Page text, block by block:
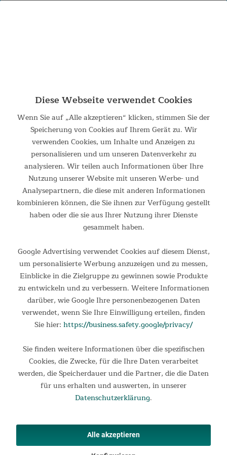
Produkte von QPF
Rechtliches
Ihre Vorteile
Kontakt
Versandmethoden
Diese Webseite verwendet Cookies
Wenn Sie auf „Alle akzeptieren“ klicken, stimmen Sie der
Speicherung von Cookies auf Ihrem Gerät zu. Wir
verwenden Cookies, um Inhalte und Anzeigen zu
personalisieren und um unseren Datenverkehr zu
analysieren. Wir teilen auch Informationen über Ihre
Nutzung unserer Website mit unseren Werbe- und
Analysepartnern, die diese mit anderen Informationen
kombinieren können, die Sie ihnen zur Verfügung gestellt
haben oder die sie aus Ihrer Nutzung ihrer Dienste
gesammelt haben.
Google Advertising verwendet Cookies auf diesem Dienst,
um personalisierte Werbung anzuzeigen und zu messen,
Einblicke in die Zielgruppe zu gewinnen sowie Produkte
zu entwickeln und zu verbessern. Weitere Informationen
darüber, wie Google Ihre personenbezogenen Daten
verwendet, wenn Sie Ihre Einwilligung erteilen, finden
Sie hier: https://business.safety.google/privacy/
Sie finden weitere Informationen über die spezifischen
Cookies, die Zwecke, für die Ihre Daten verarbeitet
werden, die Speicherdauer und die Partner, die die Daten
für uns erhalten und auswerten, in unserer
Datenschutzerklärung.
Alle akzeptieren